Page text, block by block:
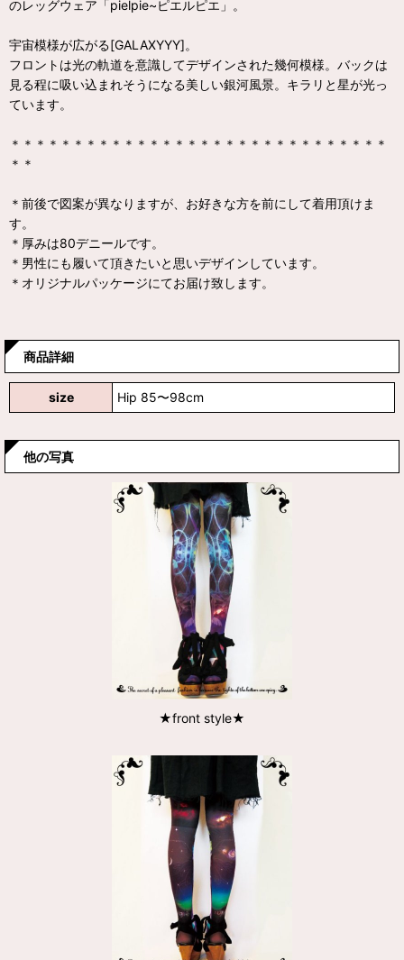
のレッグウェア「pielpie~ピエルピエ」。
宇宙模様が広がる[GALAXYYY]。
フロントは光の軌道を意識してデザインされた幾何模様。バックは
見る程に吸い込まれそうになる美しい銀河風景。キラリと星が光っ
ています。
＊＊＊＊＊＊＊＊＊＊＊＊＊＊＊＊＊＊＊＊＊＊＊＊＊＊＊＊＊＊
＊＊
＊前後で図案が異なりますが、お好きな方を前にして着用頂けま
す。
＊厚みは80デニールです。
＊男性にも履いて頂きたいと思いデザインしています。
＊オリジナルパッケージにてお届け致します。
商品詳細
size Hip 85〜98cm
他の写真
★front style★